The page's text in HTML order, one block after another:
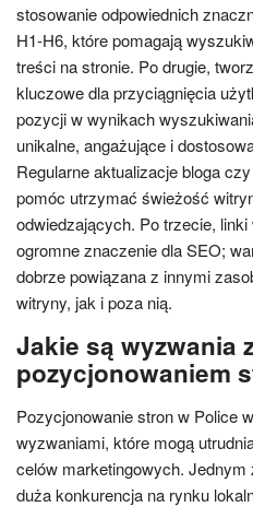
stosowanie odpowiednich
H1-H6, które pomagają
treści na stronie. Po drugie,
kluczowe dla przyciągnięcia
pozycji w wynikach
unikalne, angażujące i
Regularne aktualizacje bloga
pomóc utrzymać świeżość
odwiedzających. Po trzecie,
ogromne znaczenie dla SEO;
dobrze powiązana z innymi
witryny, jak i poza nią.
Jakie są wyzwania
pozycjonowaniem
Pozycjonowanie stron w Police
wyzwaniami, które mogą
celów marketingowych. Jednym
duża konkurencja na rynku